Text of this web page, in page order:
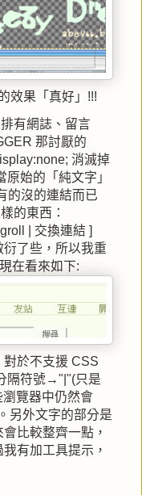
效果「真好」!!!
有網誌、留言
那討厭的
消滅掉
始的「純文字」
的沒的連結而已
的東西：
| 交換連結 ]
了些，所以我重
在看來如下:
於不支援 CSS
隔符號→"|"(只是
覽器中仍然會
另外文字的部分是
比較整齊一點，
有加工具提示，